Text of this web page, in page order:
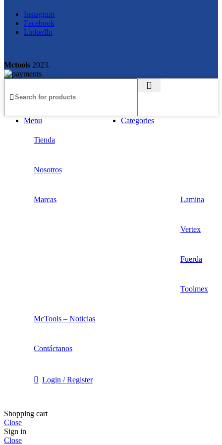
Instagram
Facebook
LinkedIn
Mctools 2023.
Menu Categories
Tienda
Nosotros
Marcas Lamina
Vertex
Fuerda
Toolmex
McTools – Noticias
Contáctanos
Login / Register
Shopping cart
Close
Sign in
Close